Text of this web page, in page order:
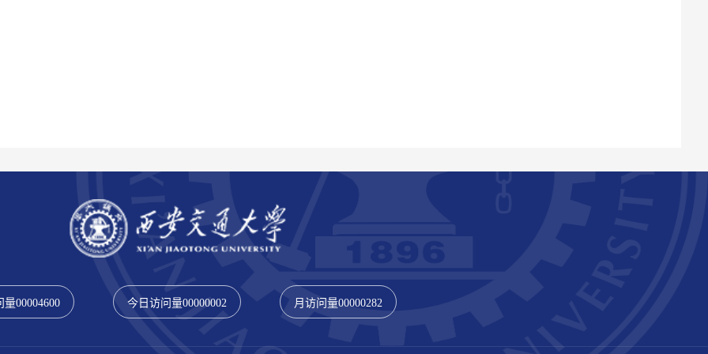
量00004600 今日访问量00000002 月访问量00000282